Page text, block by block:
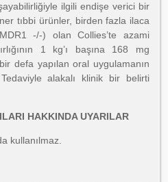
ilgili endişe verici bir
tıbbi ürünler, birden fazla ilaca
-/-) olan Collies’te azami
1 kg’ı başına 168 mg
defa yapılan oral uygulamanın
alakalı klinik bir belirti
HAKKINDA UYARILAR
kullanılmaz.